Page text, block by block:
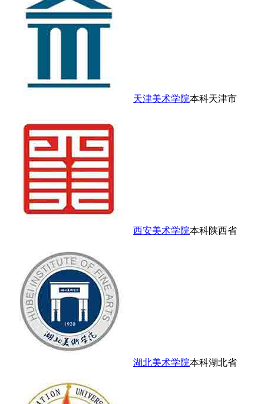
天津美术学院本科天津市
西安美术学院本科陕西省
湖北美术学院本科湖北省